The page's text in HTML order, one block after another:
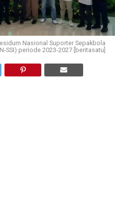
Nasional Suporter Sepakbola
SSI) periode 2023-2027 [beritasatu]